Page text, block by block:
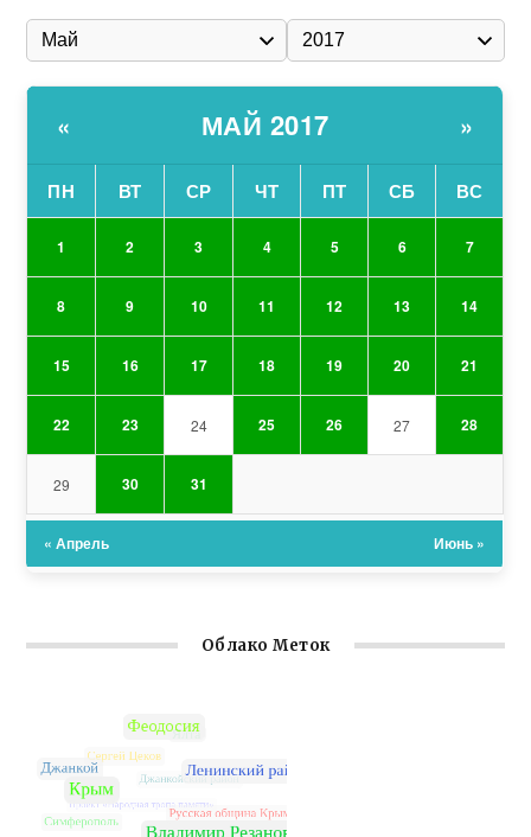
« МАЙ 2017 »
ПН ВТ СР ЧТ ПТ СБ ВС
1 2 3 4 5 6 7
8 9 10 11 12 13 14
15 16 17 18 19 20 21
22 23 24 25 26 27 28
29 30 31
« Апрель Июнь »
Облако Меток